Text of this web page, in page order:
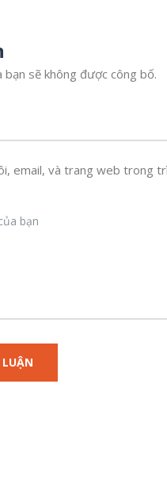
bạn sẽ không được công bố.
email, và trang web trong